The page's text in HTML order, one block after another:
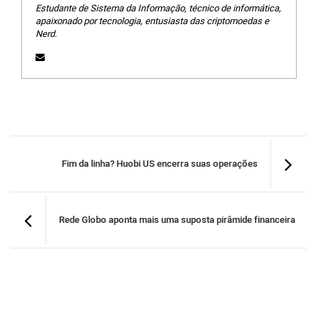
Estudante de Sistema da Informação, técnico de informática,
apaixonado por tecnologia, entusiasta das criptomoedas e
Nerd.
Fim da linha? Huobi US encerra suas operações
Rede Globo aponta mais uma suposta pirâmide financeira